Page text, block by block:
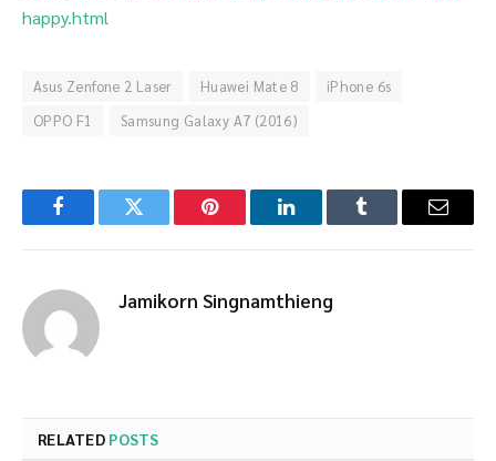
happy.html
Asus Zenfone 2 Laser Huawei Mate 8
iPhone 6s
OPPO F1
Samsung Galaxy A7 (2016)
FacebookTwitter Pinterest LinkedInTumblr Email
Jamikorn Singnamthieng
RELATED POSTS